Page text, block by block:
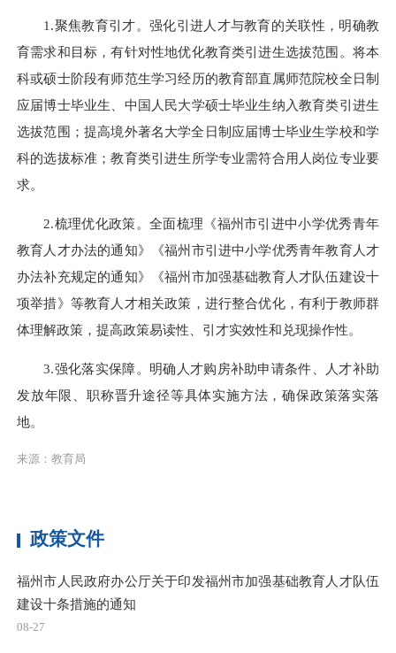
1.聚焦教育引才。强化引进人才与教育的关联性，明确教
育需求和目标，有针对性地优化教育类引进生选拔范围。将本
科或硕士阶段有师范生学习经历的教育部直属师范院校全日制
应届博士毕业生、中国人民大学硕士毕业生纳入教育类引进生
选拔范围；提高境外著名大学全日制应届博士毕业生学校和学
科的选拔标准；教育类引进生所学专业需符合用人岗位专业要
求。
2.梳理优化政策。全面梳理《福州市引进中小学优秀青年
教育人才办法的通知》《福州市引进中小学优秀青年教育人才
办法补充规定的通知》《福州市加强基础教育人才队伍建设十
项举措》等教育人才相关政策，进行整合优化，有利于教师群
体理解政策，提高政策易读性、引才实效性和兑现操作性。
3.强化落实保障。明确人才购房补助申请条件、人才补助
发放年限、职称晋升途径等具体实施方法，确保政策落实落
地。
来源：教育局
政策文件
福州市人民政府办公厅关于印发福州市加强基础教育人才队伍
建设十条措施的通知
08-27